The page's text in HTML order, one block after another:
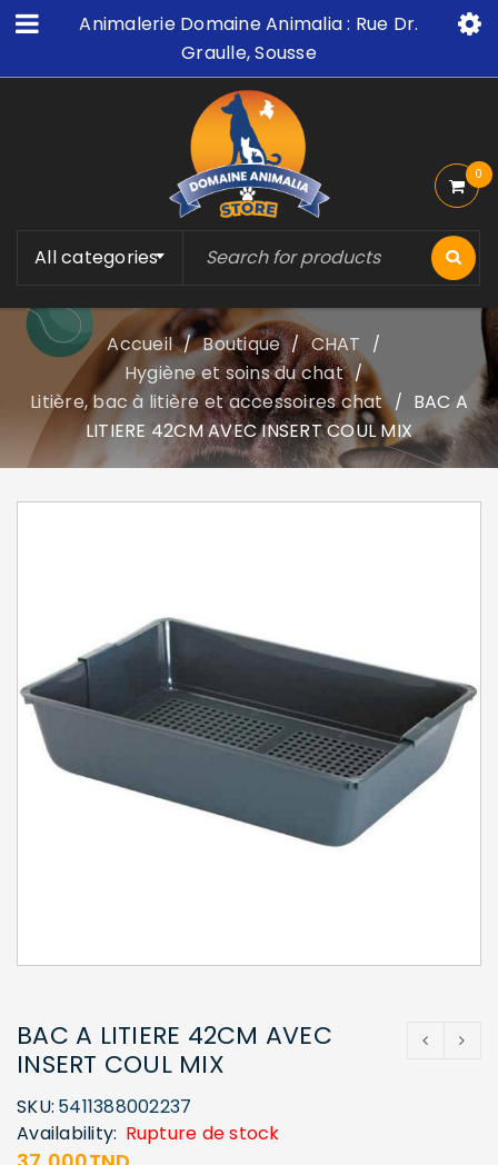
Animalerie Domaine Animalia : Rue Dr.
Graulle, Sousse
All categories
0
Accueil / Boutique / CHAT /
Hygiène et soins du chat /
Litière, bac à litière et accessoires chat / BAC A
LITIERE 42CM AVEC INSERT COUL MIX
BAC A LITIERE 42CM AVEC
INSERT COUL MIX
SKU: 5411388002237
Availability: Rupture de stock